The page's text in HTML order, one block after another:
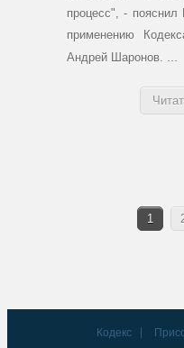
процесс", -
применению
Андрей Шаронов.
1
Кодекс